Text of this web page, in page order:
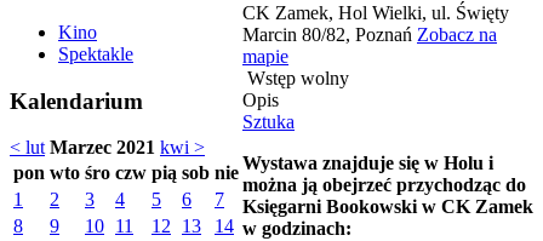
Kino
Spektakle
Kalendarium
< lut Marzec 2021 kwi >
pon wto śro czw pią sob nie
1
2 3 4 5 6
7
8
9 10 11 12 13
14
CK Zamek, Hol Wielki, ul. Święty
Marcin 80/82, Poznań Zobacz na
mapie
Wstęp wolny
Opis
Sztuka
Wystawa znajduje się w Holu i
można ją obejrzeć przychodząc do
Księgarni Bookowski w CK Zamek
w godzinach: